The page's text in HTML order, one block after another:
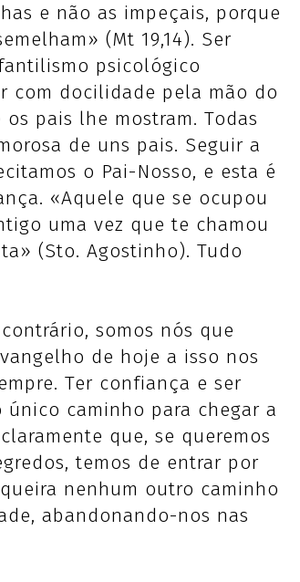
e não as impeçais, porque
(Mt 19,14). Ser
psicológico
com docilidade pela mão do
pais lhe mostram. Todas
de uns pais. Seguir a
o Pai-Nosso, e esta é
«Aquele que se ocupou
uma vez que te chamou
(Sto. Agostinho). Tudo
somos nós que
de hoje a isso nos
Ter confiança e ser
caminho para chegar a
que, se queremos
temos de entrar por
nenhum outro caminho
abandonando-nos nas